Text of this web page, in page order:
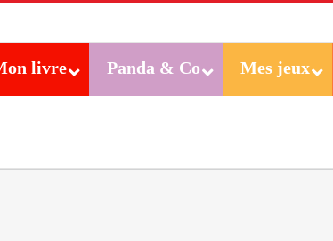
livre Panda & Co Mes jeux